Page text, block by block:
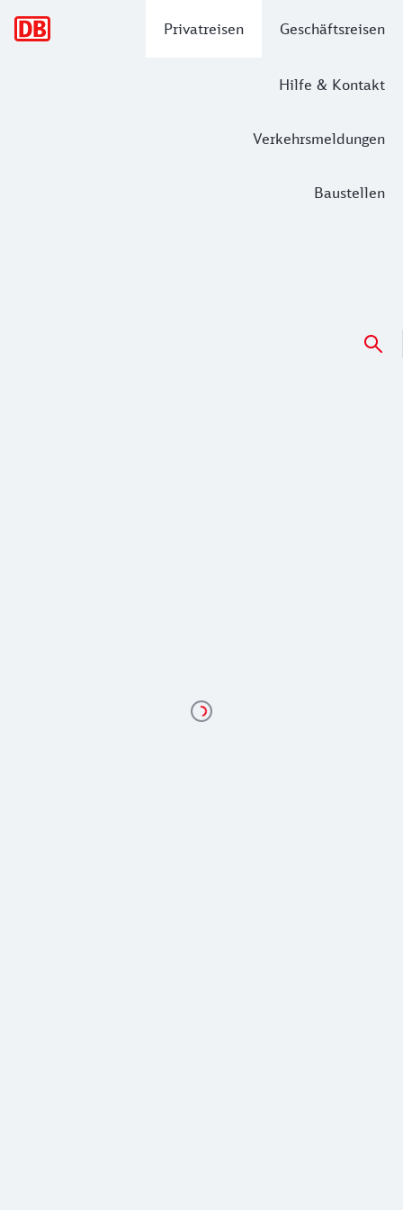
Privatreisen Geschäftsreisen
Hilfe & Kontakt
Verkehrsmeldungen
Baustellen